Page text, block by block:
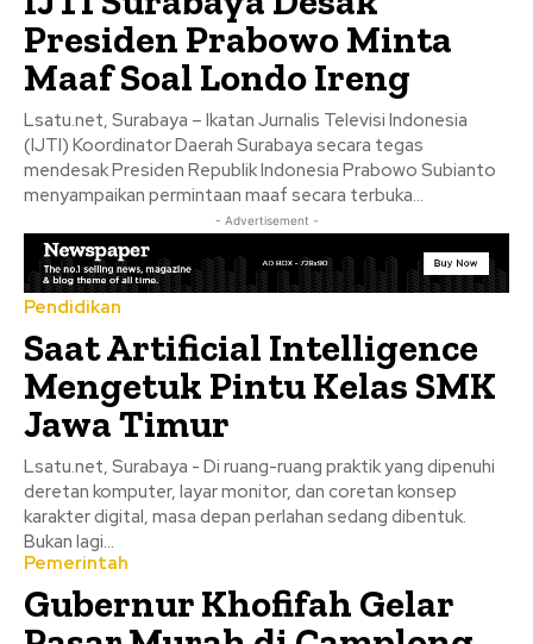
Presiden Prabowo Minta
Maaf Soal Londo Ireng
Lsatu.net, Surabaya – Ikatan Jurnalis Televisi Indonesia
(IJTI) Koordinator Daerah Surabaya secara tegas
mendesak Presiden Republik Indonesia Prabowo Subianto
menyampaikan permintaan maaf secara terbuka...
- Advertisement -
Pendidikan
Saat Artificial Intelligence
Mengetuk Pintu Kelas SMK
Jawa Timur
Lsatu.net, Surabaya - Di ruang-ruang praktik yang dipenuhi
deretan komputer, layar monitor, dan coretan konsep
karakter digital, masa depan perlahan sedang dibentuk.
Bukan lagi...
Pemerintah
Gubernur Khofifah Gelar